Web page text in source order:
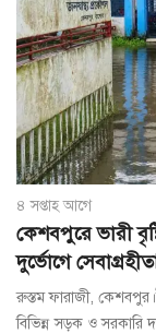
৪ সপ্তাহ আগে
কেশবপুরে ভারী
দুর্ভোগে
রুস্তম ফারাজী,
বিভিন্ন সড়ক ও সরকারি